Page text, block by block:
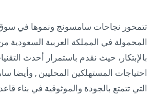
تتمحور نجاحات سامسونج ونموها في
المحمولة في المملكة العربية السعودية
بالإبتكار، حيث نقدم باستمرار أحدث
احتياجات المستهلكين المحليين , وأيضا
التي تتمتع بالجودة والموثوقية في بناء